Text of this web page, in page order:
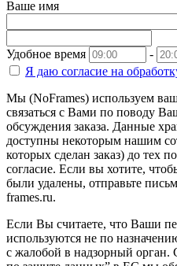
Ваше имя
Удобное время
-
Я даю согласие на
Мы (NoFrames) используем
связаться с Вами по поводу
обсуждения заказа. Данные
доступны некоторым нашим
которых сделан заказ) до тех
согласие. Если вы хотите,
были удалены, отправьте
frames.ru.
Если Вы считаете, что Ваши
используются не по
с жалобой в надзорный орган.